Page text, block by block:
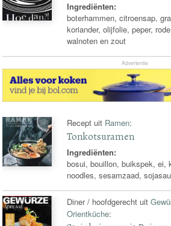
Ingrediënten:
boterhammen, citroensap,
koriander, olijfolie, peper,
walnoten en zout
Advertentie
Recept uit Ramen:
Tonkotsuramen
Ingrediënten:
bosui, bouillon, buikspek, ei,
noodles, sesamzaad,
Diner / hoofdgerecht uit
Orientküche: